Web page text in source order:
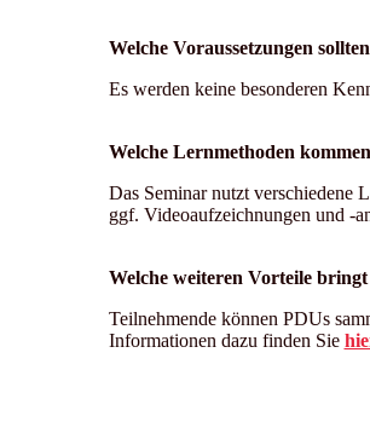
Welche Voraussetzungen
Es werden keine besonderen
Welche Lernmethoden
Das Seminar nutzt verschiedene
ggf. Videoaufzeichnungen und -
Welche weiteren Vorteile
Teilnehmende können PDUs
Informationen dazu finden Sie